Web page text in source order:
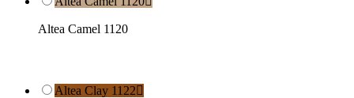
Altea Camel 1120
Altea Clay 1122